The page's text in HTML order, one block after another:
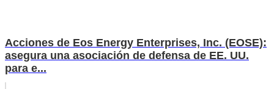
Acciones de Eos Energy Enterprises, Inc. (EOSE):
asegura una asociación de defensa de EE. UU.
para e...